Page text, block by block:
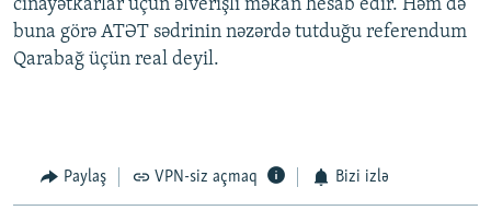
cinayətkarlar üçün əlverişli məkan hesab edir. Həm də
buna görə ATƏT sədrinin nəzərdə tutduğu referendum
Qarabağ üçün real deyil.
Paylaş VPN-siz açmaq Bizi izlə